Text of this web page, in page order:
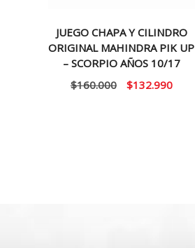
JUEGO CHAPA Y CILINDRO
ORIGINAL MAHINDRA PIK UP
– SCORPIO AÑOS 10/17
$160.000
El
$132.990El